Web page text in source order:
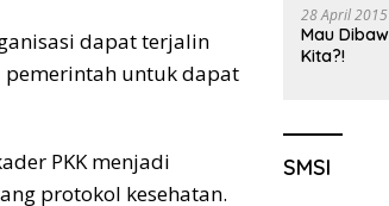
dapat terjalin
pemerintah untuk dapat
PKK menjadi
protokol kesehatan.
28 April 2015
Mau
Kita?!
SMSI